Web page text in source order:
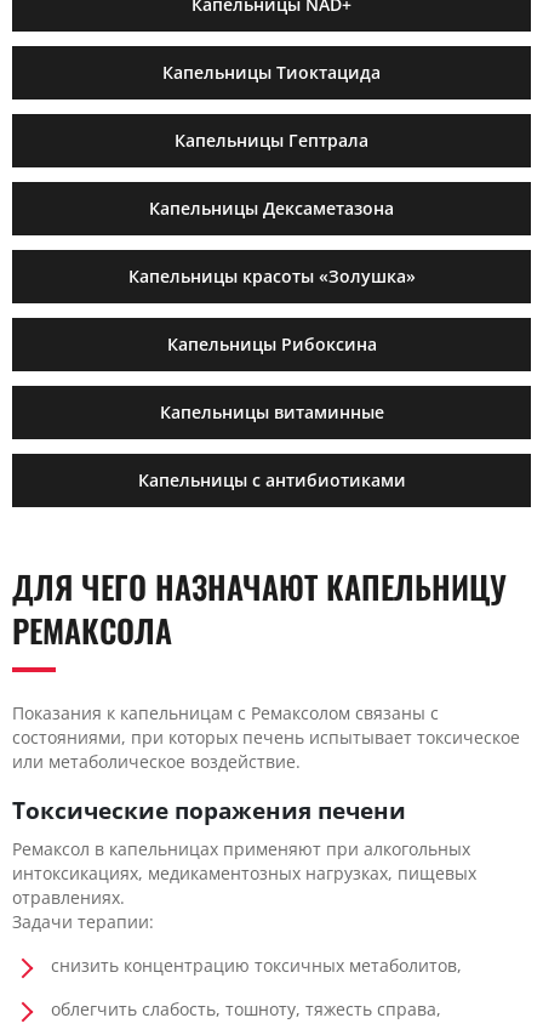
Капельницы Тиоктацида
Капельницы Гептрала
Капельницы Дексаметазона
Капельницы красоты «Золушка»
Капельницы Рибоксина
Капельницы витаминные
Капельницы с антибиотиками
ДЛЯ ЧЕГО НАЗНАЧАЮТ КАПЕЛЬНИЦУ
РЕМАКСОЛА
Показания к капельницам с Ремаксолом связаны с
состояниями, при которых печень испытывает токсическое
или метаболическое воздействие.
Токсические поражения печени
Ремаксол в капельницах применяют при алкогольных
интоксикациях, медикаментозных нагрузках, пищевых
отравлениях.
Задачи терапии:
снизить концентрацию токсичных метаболитов,
облегчить слабость, тошноту, тяжесть справа,